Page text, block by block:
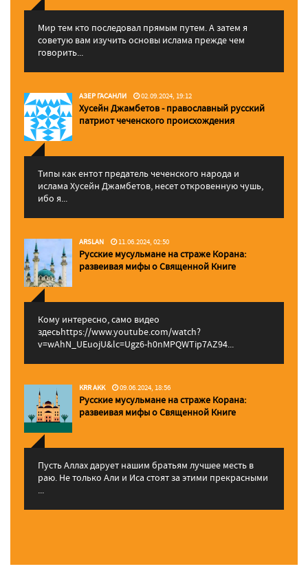
Мир тем кто последовал прямым путем. А затем я
советую вам изучить основы ислама прежде чем
говорить...
АЗЕР ГАСАНЛИ 02.09.2024, 19:12
Хусейн Джамбетов - православный русский
патриот чеченского происхождения
Типы как ентот предатель чеченского народа и
ислама Хусейн Джамбетов, несет откровенную чушь,
ибо я...
ARSLAN 11.06.2024, 02:50
Русские мусульмане на страже Корана:
pазвеивая мифы о Священной Книге
Кому интересно, само видео
здесьhttps://www.youtube.com/watch?
v=wAhN_UEuojU&lc=Ugz6-h0nMPQWTip7AZ94...
KRR AKK 09.06.2024, 18:56
Русские мусульмане на страже Корана:
pазвеивая мифы о Священной Книге
Пусть Аллах дарует нашим братьям лучшее месть в
раю. Не только Али и Иса стоят за этими прекрасными